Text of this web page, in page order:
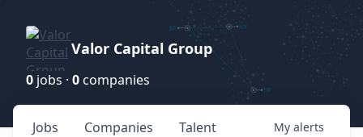
Valor Capital Group
0 jobs · 0 companies
Jobs Companies Talent My alerts